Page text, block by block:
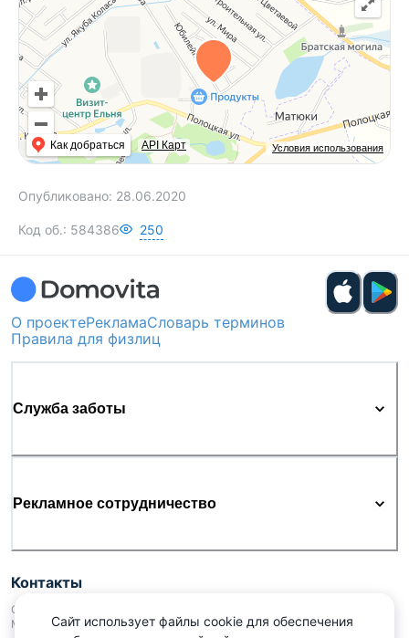
Условия использования
Как добраться API Карт
Опубликовано: 28.06.2020
Код об.: 584386 250
О проектеРекламаСловарь терминов
Правила для физлиц
Служба заботы
Рекламное сотрудничество
Контакты
ООО «Аниксмедиа» УНП 191299645, Юридический адрес: 220053, г.
Минск, Старовиленский тракт 87, офис 303
Сайт использует файлы cookie для обеспечения